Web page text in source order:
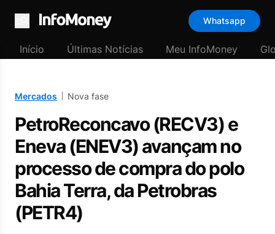
Menu
Whatsapp
Início Últimas Notícias Meu InfoMoney
Mercados Nova fase
PetroReconcavo (RECV3) e
Eneva (ENEV3) avançam no
processo de compra do polo
Bahia Terra, da Petrobras
(PETR4)